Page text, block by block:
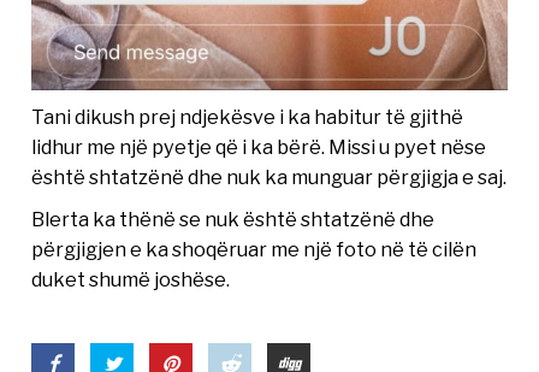
Tani dikush prej ndjekësve i ka habitur të gjithë
lidhur me një pyetje që i ka bërë. Missi u pyet nëse
është shtatzënë dhe nuk ka munguar përgjigja e saj.
Blerta ka thënë se nuk është shtatzënë dhe
përgjigjen e ka shoqëruar me një foto në të cilën
duket shumë joshëse.